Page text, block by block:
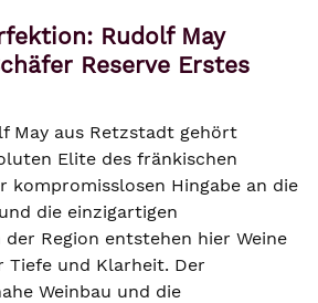
Rudolf May
Reserve Erstes
May aus Retzstadt gehört
Elite des fränkischen
kompromisslosen Hingabe an die
die einzigartigen
Region entstehen hier Weine
Tiefe und Klarheit. Der
Weinbau und die